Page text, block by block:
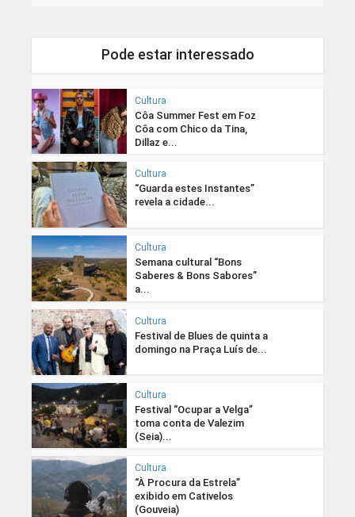
Pode estar interessado
Cultura
Côa Summer Fest em Foz
Côa com Chico da Tina,
Dillaz e...
Cultura
“Guarda estes Instantes”
revela a cidade...
Cultura
Semana cultural “Bons
Saberes & Bons Sabores”
a...
Cultura
Festival de Blues de quinta a
domingo na Praça Luís de...
Cultura
Festival “Ocupar a Velga”
toma conta de Valezim
(Seia)...
Cultura
“À Procura da Estrela”
exibido em Cativelos
(Gouveia)